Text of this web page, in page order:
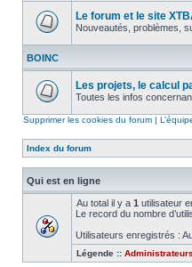
message
non
message
lu
Le forum et le site
Nouveautés, problèmes,
BOINC
message
Les projets, le calcul
Toutes les infos
Supprimer les cookies du forum |
Index du forum
Qui est en ligne
Au total il y a 1 utilisateur
Le record du nombre
Utilisateurs enregistrés :
Légende :: Administrateurs